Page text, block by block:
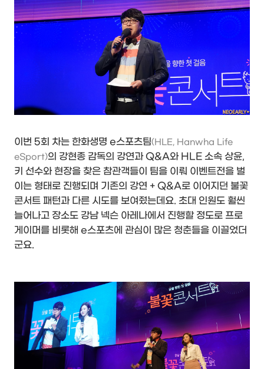
이번 5회 차는 한화생명 e스포츠팀(HLE, Hanwha Life
eSport)의 강현종 감독의 강연과 Q&A와 HLE 소속 상윤,
키 선수와 현장을 찾은 참관객들이 팀을 이뤄 이벤트전을 벌
이는 형태로 진행되며 기존의 강연 + Q&A로 이어지던 불꽃
콘서트 패턴과 다른 시도를 보여줬는데요. 초대 인원도 훨씬
늘어나고 장소도 강남 넥슨 아레나에서 진행할 정도로 프로
게이머를 비롯해 e스포츠에 관심이 많은 청춘들을 이끌었더
군요.